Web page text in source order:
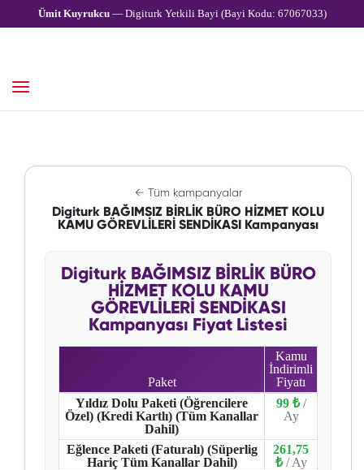
Ümit Kuyrukcu— Digiturk Yetkili Bayi (Bayi Kodu: 67067033)
← Tüm kampanyalar
Digiturk BAĞIMSIZ BİRLİK BÜRO HİZMET KOLU
KAMU GÖREVLİLERİ SENDİKASI Kampanyası
Digiturk BAĞIMSIZ BİRLİK BÜRO
HİZMET KOLU KAMU
GÖREVLİLERİ SENDİKASI
Kampanyası Fiyat Listesi
Paket
Kamu
İndirimli
Fiyatı
Yıldız Dolu Paketi (Öğrencilere
Özel) (Kredi Kartlı) (Tüm Kanallar
Dahil)
99 ₺ /
Ay
Eğlence Paketi (Faturalı) (Süperlig
Hariç Tüm Kanallar Dahil)
261,75
₺ / Ay